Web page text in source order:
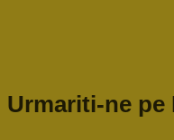
Urmariti-ne pe